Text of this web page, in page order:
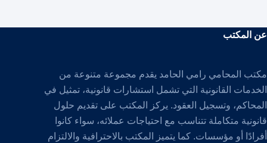
عن المكتب
مكتب المحامي رامي الحامد يقدم مجموعة متنوعة من
الخدمات القانونية التي تشمل استشارات قانونية، تمثيل في
المحاكم، وتسجيل العقود. يركز المكتب على تقديم حلول
قانونية متكاملة تتناسب مع احتياجات عملائه، سواء كانوا
أفرادًا أو مؤسسات. كما يتميز المكتب بالاحترافية والالتزام